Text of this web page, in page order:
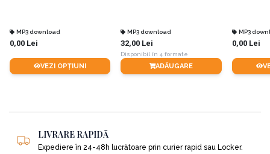
MP3 download
0,00 Lei
VEZI OPȚIUNI
MP3 download
32,00 Lei
Disponibil în 4 formate
ADĂUGARE
MP3
0,00 Lei
LIVRARE RAPIDĂ
Expediere în 24-48h lucrătoare prin curier rapid sau Locker.